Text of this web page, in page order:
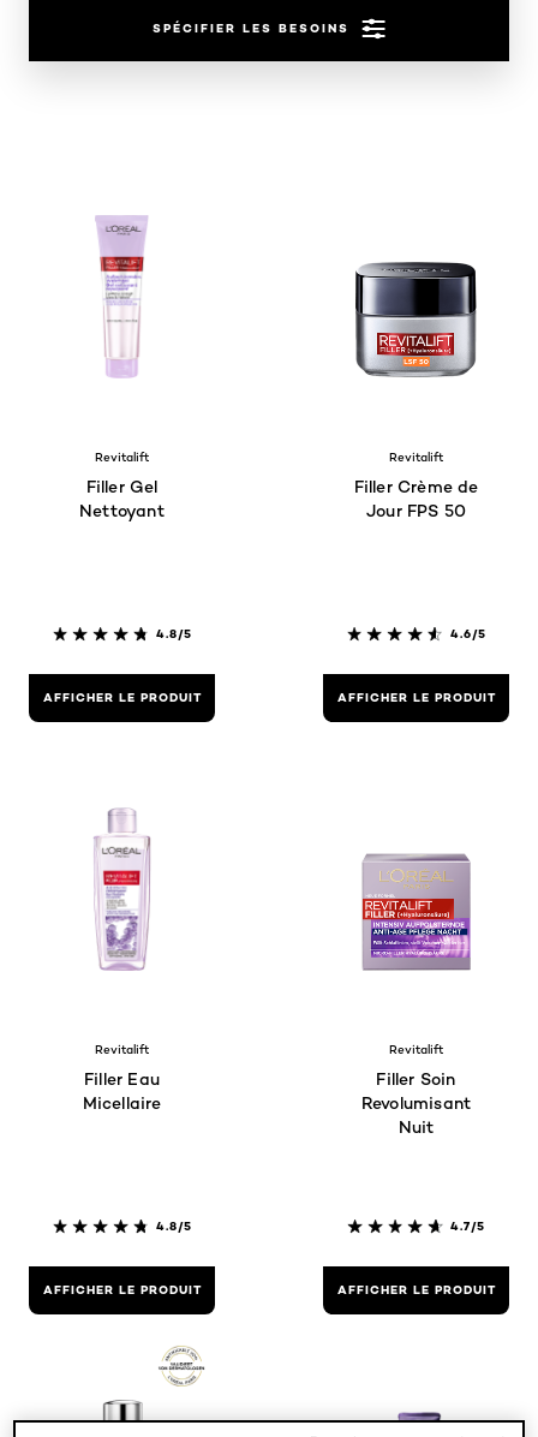
SPÉCIFIER LES BESOINS
Revitalift
Filler Gel
Nettoyant
4.8/5
AFFICHER LE PRODUIT
Revitalift
Filler Crème de
Jour FPS 50
4.6/5
AFFICHER LE PRODUIT
Revitalift
Filler Eau
Micellaire
4.8/5
AFFICHER LE PRODUIT
Revitalift
Filler Soin
Revolumisant
Nuit
4.7/5
AFFICHER LE PRODUIT